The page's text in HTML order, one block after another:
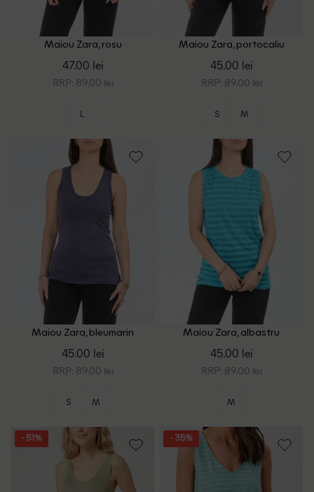
Maiou Zara, rosu
47.00 lei
RRP: 89.00 lei
L
Maiou Zara, portocaliu
45.00 lei
RRP: 89.00 lei
S M
Maiou Zara, bleumarin
45.00 lei
RRP: 89.00 lei
S M
Maiou Zara, albastru
45.00 lei
RRP: 89.00 lei
M
- 51% - 35%